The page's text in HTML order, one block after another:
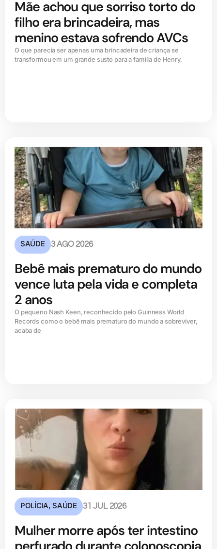
Mãe achou que sorriso torto do
filho era brincadeira, mas
menino estava sofrendo AVCs
O que parecia ser apenas uma brincadeira de criança se
transformou em um grande susto para a família de Henry,
SAÚDE 3 AGO 2026
Bebê mais prematuro do mundo
vence luta pela vida e completa
2 anos
O pequeno Nash Keen, reconhecido pelo Guinness World
Records como o bebê mais prematuro do mundo a sobreviver,
acaba de
POLÍCIA,SAÚDE 31 JUL 2026
Mulher morre após ter intestino